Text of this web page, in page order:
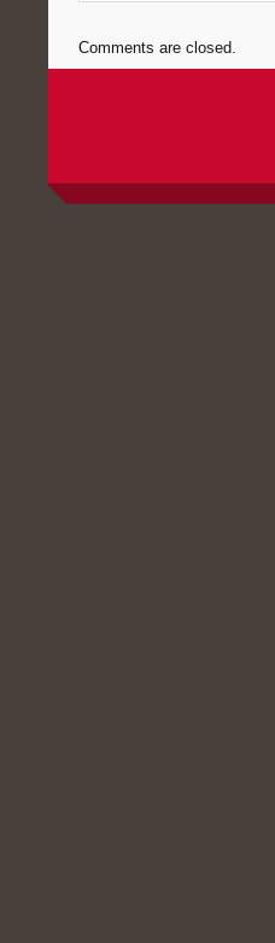
Comments are closed.